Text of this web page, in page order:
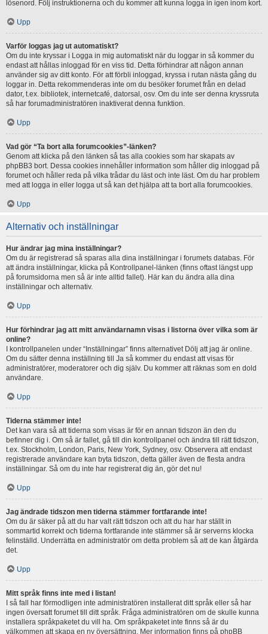
lösenord. Följ instruktionerna och du kommer att kunna logga in igen inom kort.
Upp
Varför loggas jag ut automatiskt?
Om du inte kryssar i Logga in mig automatiskt när du loggar in så kommer du
endast att hållas inloggad för en viss tid. Detta förhindrar att någon annan
använder sig av ditt konto. För att förbli inloggad, kryssa i rutan nästa gång du
loggar in. Detta rekommenderas inte om du besöker forumet från en delad
dator, t.ex. bibliotek, internetcafé, datorsal, osv. Om du inte ser denna kryssruta
så har forumadministratören inaktiverat denna funktion.
Upp
Vad gör “Ta bort alla forumcookies”-länken?
Genom att klicka på den länken så tas alla cookies som har skapats av
phpBB3 bort. Dessa cookies innehåller information som håller dig inloggad på
forumet och håller reda på vilka trådar du läst och inte läst. Om du har problem
med att logga in eller logga ut så kan det hjälpa att ta bort alla forumcookies.
Upp
Alternativ och inställningar
Hur ändrar jag mina inställningar?
Om du är registrerad så sparas alla dina inställningar i forumets databas. För
att ändra inställningar, klicka på Kontrollpanel-länken (finns oftast längst upp
på forumsidorna men så är inte alltid fallet). Här kan du ändra alla dina
inställningar och alternativ.
Upp
Hur förhindrar jag att mitt användarnamn visas i listorna över vilka som är
online?
I kontrollpanelen under “Inställningar” finns alternativet Dölj att jag är online.
Om du sätter denna inställning till Ja så kommer du endast att visas för
administratörer, moderatorer och dig själv. Du kommer att räknas som en dold
användare.
Upp
Tiderna stämmer inte!
Det kan vara så att tiderna som visas är för en annan tidszon än den du
befinner dig i. Om så är fallet, gå till din kontrollpanel och ändra till rätt tidszon,
t.ex. Stockholm, London, Paris, New York, Sydney, osv. Observera att endast
registrerade användare kan byta tidszon, detta gäller även de flesta andra
inställningar. Så om du inte har registrerat dig än, gör det nu!
Upp
Jag ändrade tidszon men tiderna stämmer fortfarande inte!
Om du är säker på att du har valt rätt tidszon och att du har har ställt in
sommartid korrekt och tiderna fortfarande inte stämmer så är serverns klocka
felinställd. Underrätta en administratör om detta problem så att de kan åtgärda
det.
Upp
Mitt språk finns inte med i listan!
I så fall har förmodligen inte administratören installerat ditt språk eller så har
ingen översatt forumet till ditt språk. Fråga administratören om de skulle kunna
installera språkpaketet du vill ha. Om språkpaketet inte finns så är du
välkommen att skapa en ny översättning. Mer information finns på phpBB